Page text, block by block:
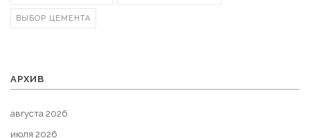
ВЫБОР ЦЕМЕНТА
АРХИВ
августа 2026
июля 2026